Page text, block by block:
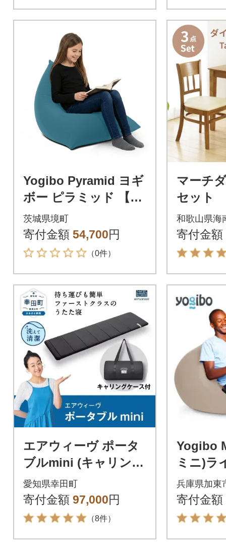
Yogibo Pyramid ヨギ
ボー ピラミッド 【ダ
ークミント】
茨城県境町
寄付金額 54,700円
（0件）
マーチ
セット
口で配
和歌山県海
寄付金額
エアウィーヴ ポータ
ブルmini (キャリング
ケース付き) マットレ
ス
愛知県幸田町
寄付金額 97,000円
（8件）
Yogibo
ミニ)ラ
兵庫県加東
寄付金額